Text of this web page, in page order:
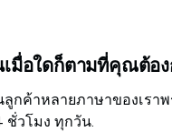
มื่อใดก็ตามที่คุณต้อง
กค้าหลายภาษาของเรา
ชั่วโมง ทุกวัน.